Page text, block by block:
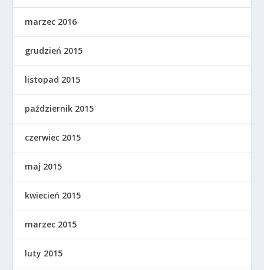
marzec 2016
grudzień 2015
listopad 2015
październik 2015
czerwiec 2015
maj 2015
kwiecień 2015
marzec 2015
luty 2015